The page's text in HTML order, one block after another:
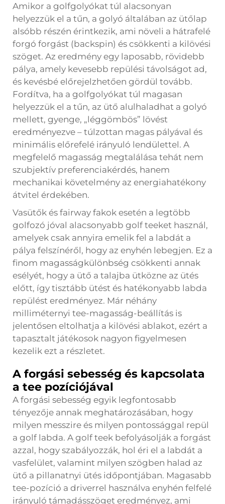
Amikor a golfgolyókat túl alacsonyan
helyezzük el a tűn, a golyó általában az ütőlap
alsóbb részén érintkezik, ami növeli a hátrafelé
forgó forgást (backspin) és csökkenti a kilövési
szöget. Az eredmény egy laposabb, rövidebb
pálya, amely kevesebb repülési távolságot ad,
és kevésbé előrejelzhetően gördül tovább.
Fordítva, ha a golfgolyókat túl magasan
helyezzük el a tűn, az ütő alulhaladhat a golyó
mellett, gyenge, „léggömbös” lövést
eredményezve – túlzottan magas pályával és
minimális előrefelé irányuló lendülettel. A
megfelelő magasság megtalálása tehát nem
szubjektív preferenciakérdés, hanem
mechanikai követelmény az energiahatékony
átvitel érdekében.
Vasütők és fairway fakok esetén a legtöbb
golfozó jóval alacsonyabb golf teeket használ,
amelyek csak annyira emelik fel a labdát a
pálya felszínéről, hogy az enyhén lebegjen. Ez a
finom magasságkülönbség csökkenti annak
esélyét, hogy a ütő a talajba ütközne az ütés
előtt, így tisztább ütést és hatékonyabb labda
repülést eredményez. Már néhány
milliméternyi tee-magasság-beállítás is
jelentősen eltolhatja a kilövési ablakot, ezért a
tapasztalt játékosok nagyon figyelmesen
kezelik ezt a részletet.
A forgási sebesség és kapcsolata
a tee pozíciójával
A forgási sebesség egyik legfontosabb
tényezője annak meghatározásában, hogy
milyen messzire és milyen pontossággal repül
a golf labda. A golf teek befolyásolják a forgást
azzal, hogy szabályozzák, hol éri el a labdát a
vasfelület, valamint milyen szögben halad az
ütő a pillanatnyi ütés időpontjában. Magasabb
tee-pozíció a driverrel használva enyhén felfelé
irányuló támadásszöget eredményez, ami